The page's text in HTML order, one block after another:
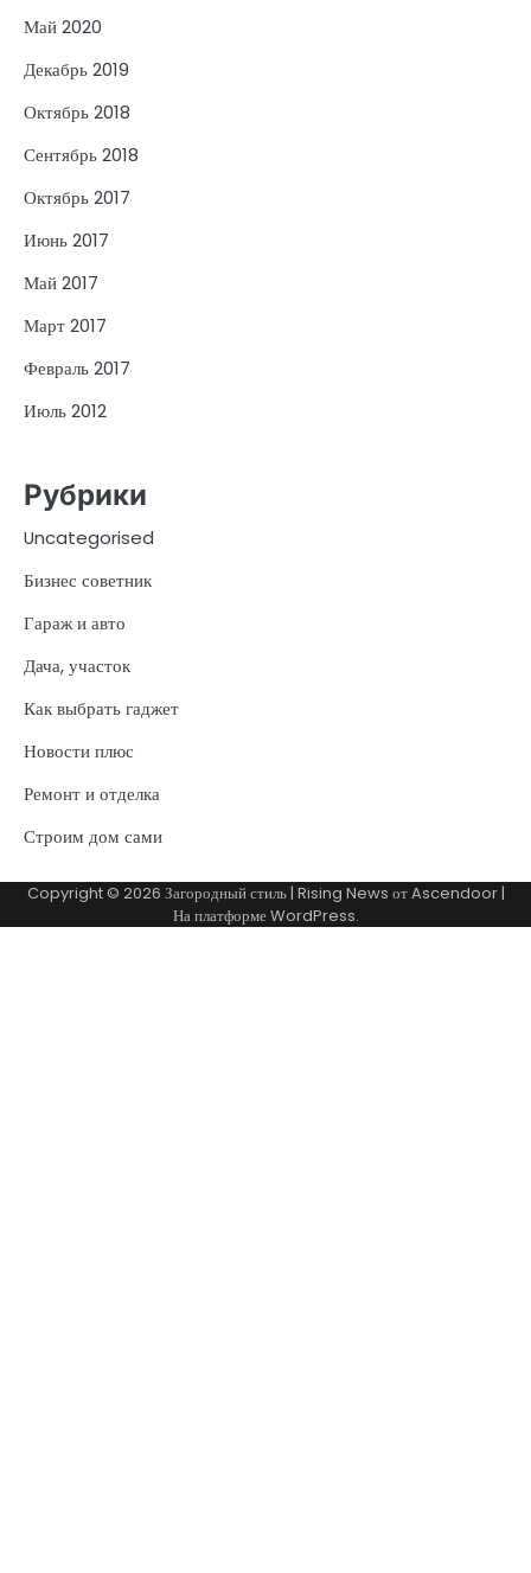
Май 2020
Декабрь 2019
Октябрь 2018
Сентябрь 2018
Октябрь 2017
Июнь 2017
Май 2017
Март 2017
Февраль 2017
Июль 2012
Рубрики
Uncategorised
Бизнес советник
Гараж и авто
Дача, участок
Как выбрать гаджет
Новости плюс
Ремонт и отделка
Строим дом сами
Copyright © 2026 Загородный стиль| Rising News отAscendoor|
На платформеWordPress.